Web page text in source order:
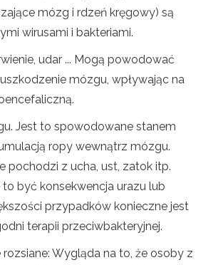
mózg i rdzeń kręgowy) są
wirusami i bakteriami.
udar ... Mogą powodować
mózgu, wpływając na
Jest to spowodowane stanem
ropy wewnątrz mózgu.
pochodzi z ucha, ust, zatok itp.
być konsekwencja urazu lub
przypadków konieczne jest
terapii przeciwbakteryjnej.
rozsiane: Wygląda na to, że osoby z